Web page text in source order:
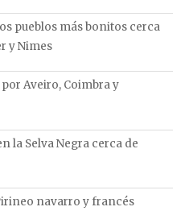
pueblos más bonitos cerca
y Nimes
Aveiro, Coimbra y
la Selva Negra cerca de
navarro y francés